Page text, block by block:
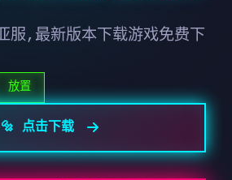
服,最新版本下载游戏免费下
放置
🔩 点击下载